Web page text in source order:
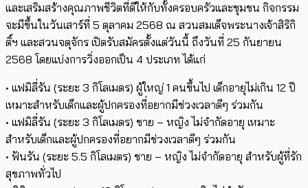
และเสริมสร้างคุณภาพชีวิตที่ดีให้กับทั้งครอบครัวและชุมชน กิจกรรม
จะมีขึ้นในวันเสาร์ที่ 5 ตุลาคม 2568 ณ สวนสมเด็จพระนางเจ้าสิริกิ
ติ์ฯ และสวนจตุจักร เปิดรับสมัครตั้งแต่วันนี้ ถึงวันที่ 25 กันยายน
2568 โดยแบ่งการวิ่งออกเป็น 4 ประเภท ได้แก่
• แฟมิลี่รัน (ระยะ 3 กิโลเมตร) ผู้ใหญ่ 1 คนขึ้นไป เด็กอายุไม่เกิน 12 ปี
เหมาะสำหรับเด็กและผู้ปกครองที่อยากมีช่วงเวลาดีๆ ร่วมกัน
• แฟมิลี่รัน (ระยะ 3 กิโลเมตร) ชาย – หญิง ไม่จำกัดอายุ เหมาะ
สำหรับเด็กและผู้ปกครองที่อยากมีช่วงเวลาดีๆ ร่วมกัน
• ฟันรัน (ระยะ 5.5 กิโลเมตร) ชาย – หญิง ไม่จำกัดอายุ สำหรับผู้ที่รัก
สุขภาพทั่วไป